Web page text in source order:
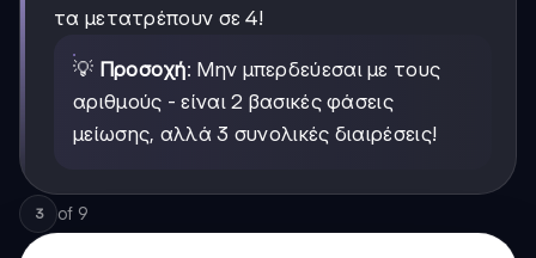
τα μετατρέπουν σε 4!
💡 Προσοχή: Μην μπερδεύεσαι με τους
αριθμούς - είναι 2 βασικές φάσεις
μείωσης, αλλά 3 συνολικές διαιρέσεις!
3 of 9